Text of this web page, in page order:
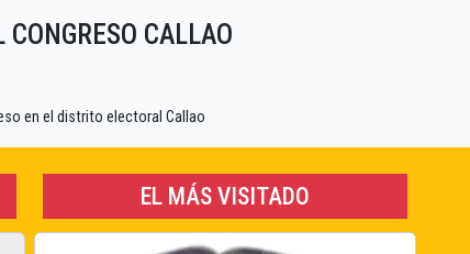
CONGRESO CALLAO
en el distrito electoral Callao
EL MÁS VISITADO